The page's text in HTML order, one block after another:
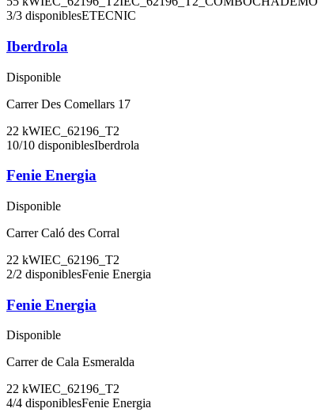
3/3 disponiblesETECNIC
Iberdrola
Disponible
Carrer Des Comellars 17
22 kWIEC_62196_T2
10/10 disponiblesIberdrola
Fenie Energia
Disponible
Carrer Caló des Corral
22 kWIEC_62196_T2
2/2 disponiblesFenie Energia
Fenie Energia
Disponible
Carrer de Cala Esmeralda
22 kWIEC_62196_T2
4/4 disponiblesFenie Energia